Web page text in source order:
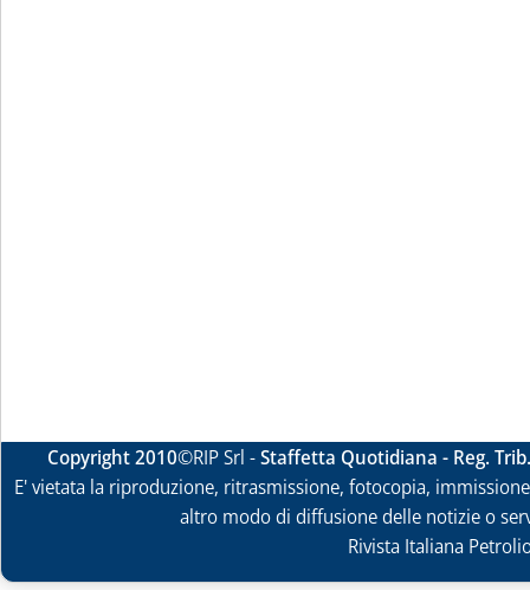
Copyright 2010©RIP Srl -Staffetta Quotidiana - Reg.
E' vietata la riproduzione, ritrasmissione, fotocopia,
altro modo di diffusione delle notizie o
Rivista Italiana